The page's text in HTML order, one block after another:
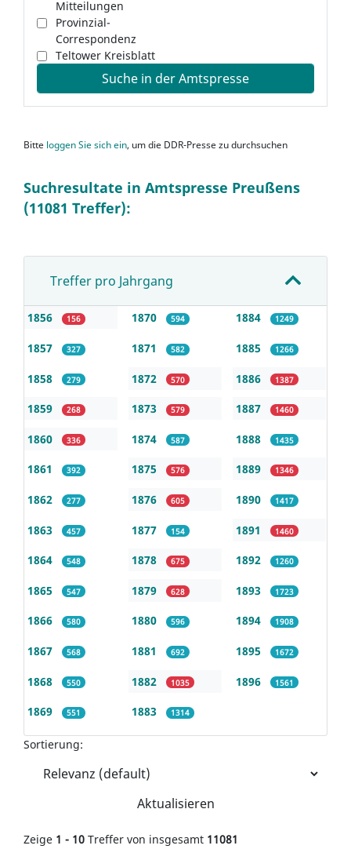
Mitteilungen
Provinzial-
Correspondenz
Teltower Kreisblatt
Suche in der Amtspresse
Bitte loggen Sie sich ein, um die DDR-Presse zu durchsuchen
Suchresultate in Amtspresse Preußens
(11081 Treffer):
Treffer pro Jahrgang
1856 156
1857 327
1858 279
1859 268
1860 336
1861 392
1862 277
1863 457
1864 548
1865 547
1866 580
1867 568
1868 550
1869 551
1870 594
1871 582
1872 570
1873 579
1874 587
1875 576
1876 605
1877 154
1878 675
1879 628
1880 596
1881 692
1882 1035
1883 1314
1884 1249
1885 1266
1886 1387
1887 1460
1888 1435
1889 1346
1890 1417
1891 1460
1892 1260
1893 1723
1894 1908
1895 1672
1896 1561
Sortierung:
Aktualisieren
Zeige 1 - 10 Treffer von insgesamt 11081